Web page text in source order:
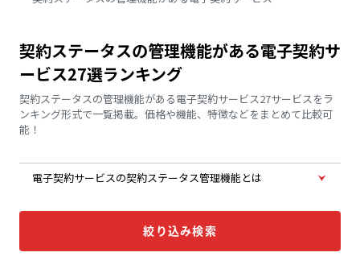
契約ステータスの管理機能がある電子契約サ
ービス27選ランキング
契約ステータスの管理機能がある電子契約サービス27サービスをラ
ンキング形式で一覧掲載。価格や機能、特徴などをまとめて比較可
能！
電子契約サービスの契約ステータス管理機能とは
絞り込み検索